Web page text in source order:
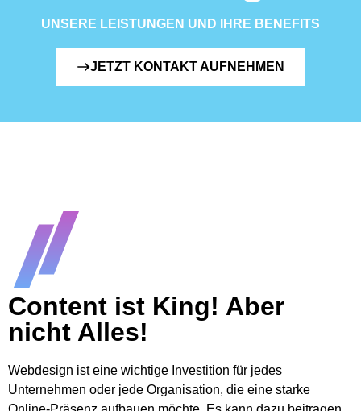
UNSERE LEISTUNGEN UND IHRE BENEFITS
JETZT KONTAKT AUFNEHMEN
Content ist King! Aber
nicht Alles!
Webdesign ist eine wichtige Investition für jedes
Unternehmen oder jede Organisation, die eine starke